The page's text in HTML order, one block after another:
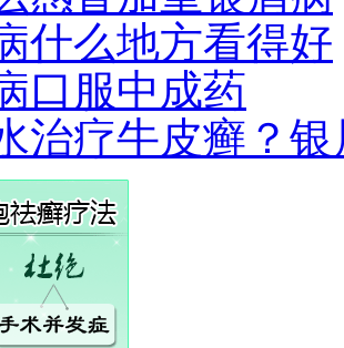
什么地方看得好
口服中成药
治疗牛皮癣？